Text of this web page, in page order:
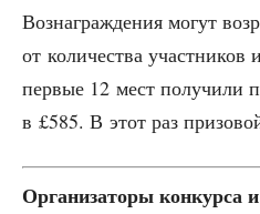
Воз­на­граж­де­ния могут
от коли­че­ства
пер­вые 12 мест полу­чи­ли
в £585. В этот раз
Орга­ни­за­то­ры кон­кур­са